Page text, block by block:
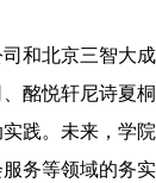
和北京三智大
酩悦轩尼诗夏
践。未来，学
务等领域的务